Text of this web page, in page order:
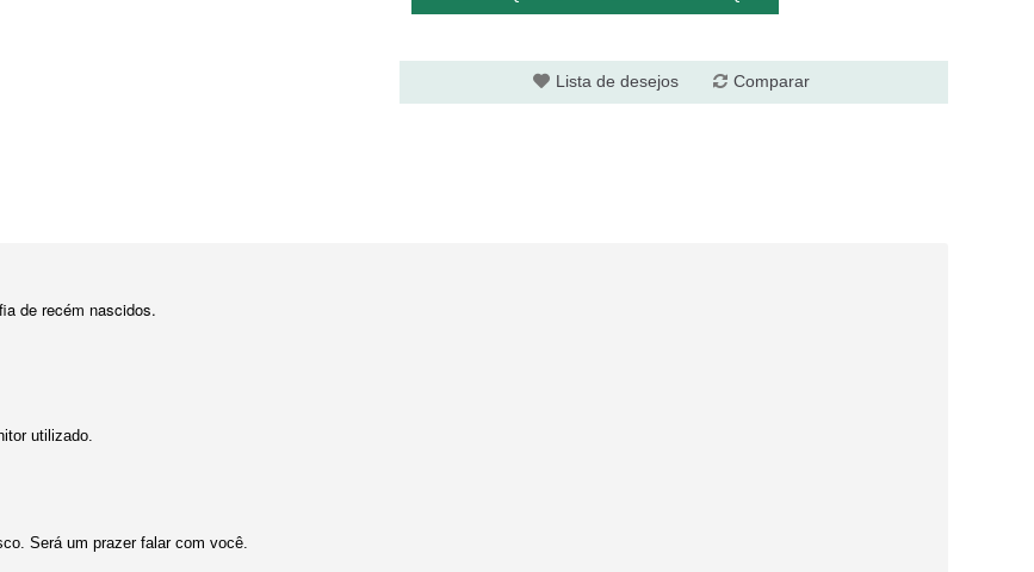
Lista de desejos Comparar
de recém nascidos.
utilizado.
Será um prazer falar com você.